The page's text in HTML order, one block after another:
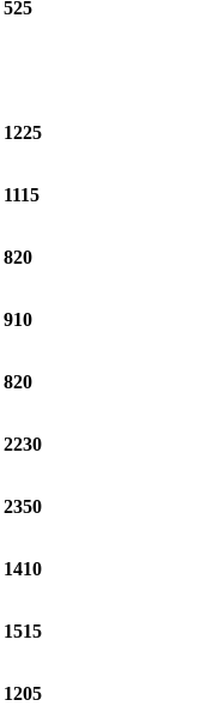
525
1225
1115
820
910
820
2230
2350
1410
1515
1205